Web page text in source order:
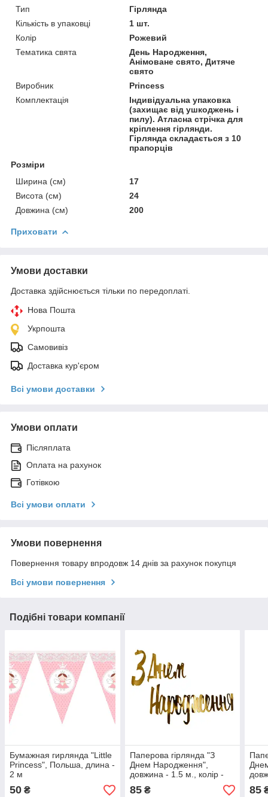
Тип
Гірлянда
Кількість в упаковці
1 шт.
Колір
Рожевий
Тематика свята
День Народження,
Анімоване свято, Дитяче
свято
Виробник
Princess
Комплектація
Індивідуальна упаковка
(захищає від ушкоджень і
пилу). Атласна стрічка для
кріплення гірлянди.
Гірлянда складається з 10
прапорців
Розміри
Ширина (см)
17
Висота (см)
24
Довжина (см)
200
Приховати
Умови доставки
Доставка здійснюється тільки по передоплаті.
Нова Пошта
Укрпошта
Самовивіз
Доставка кур'єром
Всі умови доставки
Умови оплати
Післяплата
Оплата на рахунок
Готівкою
Всі умови оплати
Умови повернення
Повернення товару впродовж 14 днів за рахунок покупця
Всі умови повернення
Подібні товари компанії
Бумажная гирлянда "Little
Princess", Польша, длина -
2 м
50 ₴
Паперова гірлянда "З
Днем Народження",
довжина - 1.5 м., колір -
золото
85₴ 85